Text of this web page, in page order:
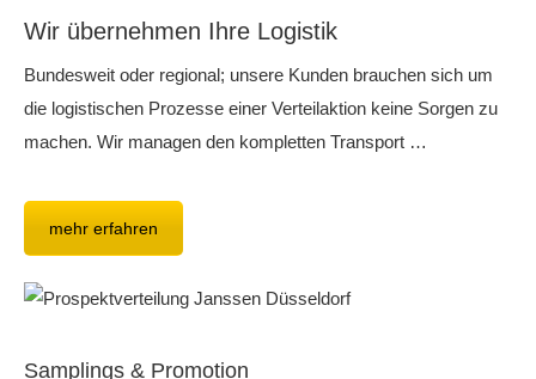
Wir übernehmen Ihre Logistik
Bundesweit oder regional; unsere Kunden brauchen sich um
die logistischen Prozesse einer Verteilaktion keine Sorgen zu
machen. Wir managen den kompletten Transport …
mehr erfahren
Samplings & Promotion